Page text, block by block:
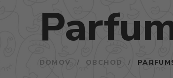
DOMOV / OBCHOD /